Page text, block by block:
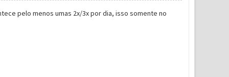
pelo menos umas 2x/3x por dia, isso somente no